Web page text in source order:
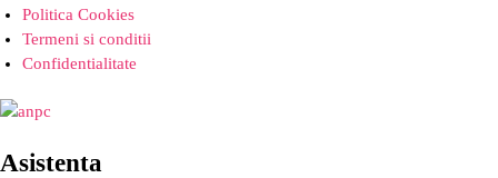
Politica Cookies
Termeni si conditii
Confidentialitate
Asistenta